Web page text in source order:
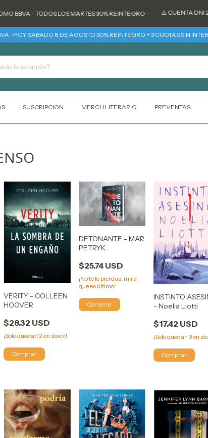
- TODOS LOS MARTES 30% REINTEGRO - ⚠️ CUENTA DNI 20%
-HOY SABADO 8 DE AGOSTO 30% REINTEGRO + 3 CUOTAS SIN
SUSCRIPCION MERCH LITERARIO PREVENTAS
VERITY - COLLEEN
HOOVER
$28.32 USD
¡Solo quedan2 en stock!
DETONANTE - MAR
PETRYK
$25.74 USD
¡No te lo pierdas, mira
que es último!
INSTINTO
- Noelia Liotti
$17.42 USD
¡Solo quedan 3en